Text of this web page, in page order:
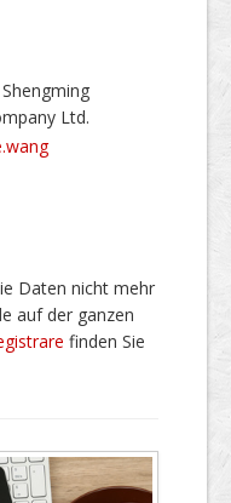
Ltd.
Daten nicht mehr
auf der ganzen
finden Sie